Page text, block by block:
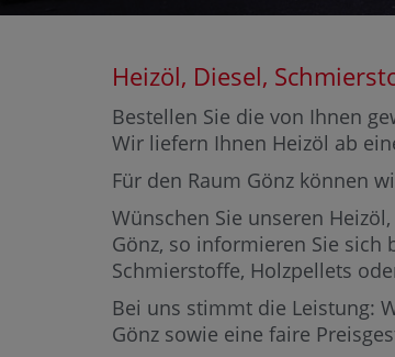
Heizöl, Diesel,
Bestellen Sie die von Ihnen
Wir liefern Ihnen Heizöl ab
Für den Raum Gönz können
Wünschen Sie unseren
Gönz, so informieren Sie sich
Schmierstoffe, Holzpellets
Bei uns stimmt die Leistung:
Gönz sowie eine faire